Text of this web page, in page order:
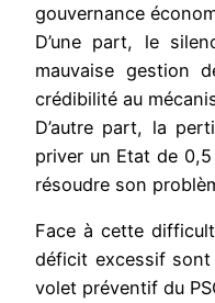
gouvernance
D’une part, le
mauvaise gestion
crédibilité au
D’autre part, la
priver un Etat de 0,5
résoudre son
Face à cette
déficit excessif
volet préventif du